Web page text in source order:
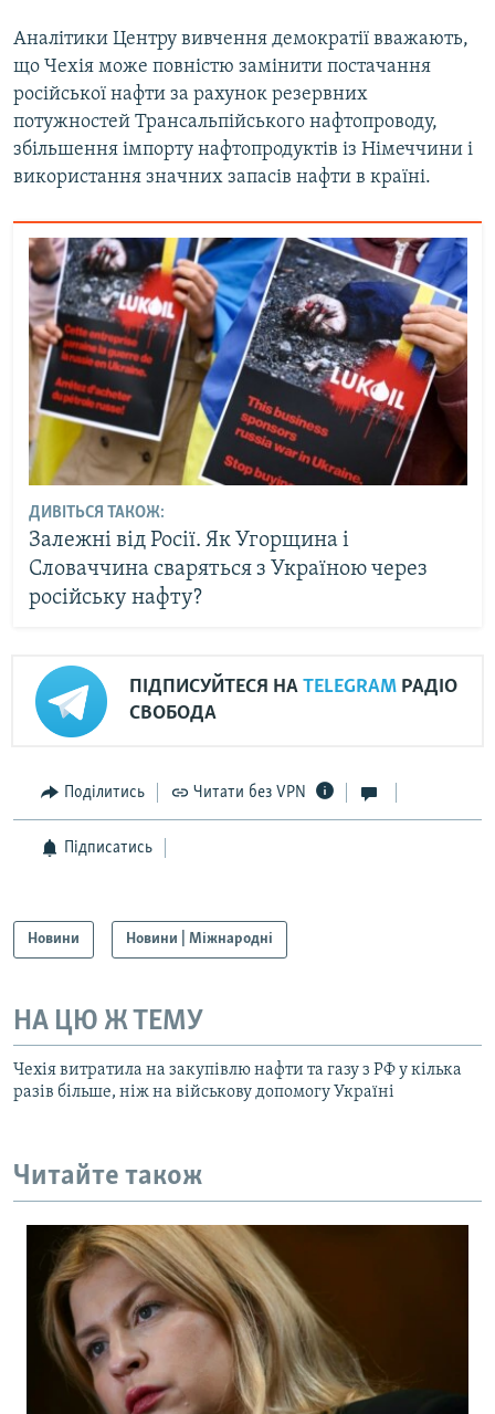
Аналітики Центру вивчення демократії вважають,
що Чехія може повністю замінити постачання
російської нафти за рахунок резервних
потужностей Трансальпійського нафтопроводу,
збільшення імпорту нафтопродуктів із Німеччини і
використання значних запасів нафти в країні.
ДИВІТЬСЯ ТАКОЖ:
Залежні від Росії. Як Угорщина і
Словаччина сваряться з Україною через
російську нафту?
ПІДПИСУЙТЕСЯ НА TELEGRAM РАДІО
СВОБОДА
Поділитись Читати без VPN
Підписатись
Новини Новини | Міжнародні
НА ЦЮ Ж ТЕМУ
Чехія витратила на закупівлю нафти та газу з РФ у кілька
разів більше, ніж на військову допомогу Україні
Читайте також